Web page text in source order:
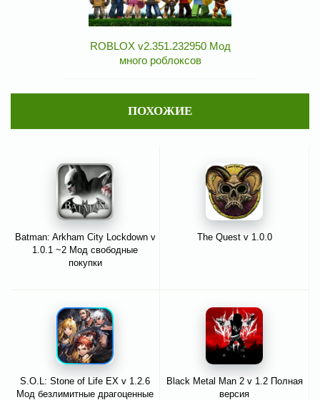
ROBLOX v2.351.232950 Мод
много роблоксов
ПОХОЖИЕ
Batman: Arkham City Lockdown v
1.0.1 ~2 Мод свободные
покупки
The Quest v 1.0.0
S.O.L: Stone of Life EX v 1.2.6
Мод безлимитные драгоценные
Black Metal Man 2 v 1.2 Полная
версия